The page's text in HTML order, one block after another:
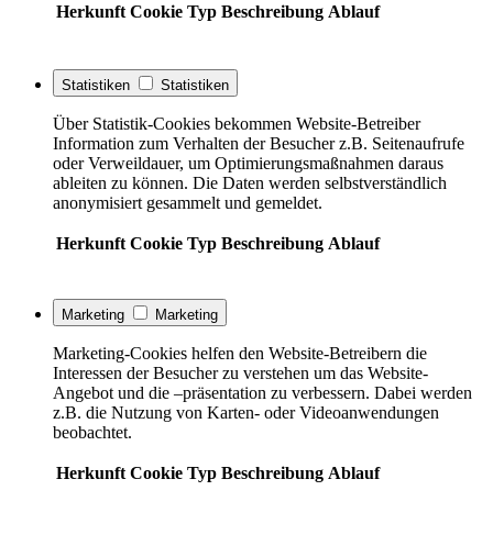
Herkunft Cookie Typ Beschreibung Ablauf
Statistiken Statistiken
Über Statistik-Cookies bekommen Website-Betreiber
Information zum Verhalten der Besucher z.B. Seitenaufrufe
oder Verweildauer, um Optimierungsmaßnahmen daraus
ableiten zu können. Die Daten werden selbstverständlich
anonymisiert gesammelt und gemeldet.
Herkunft Cookie Typ Beschreibung Ablauf
Marketing Marketing
Marketing-Cookies helfen den Website-Betreibern die
Interessen der Besucher zu verstehen um das Website-
Angebot und die –präsentation zu verbessern. Dabei werden
z.B. die Nutzung von Karten- oder Videoanwendungen
beobachtet.
Herkunft Cookie Typ Beschreibung Ablauf